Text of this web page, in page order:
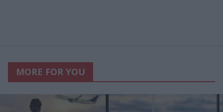
MORE FOR YOU